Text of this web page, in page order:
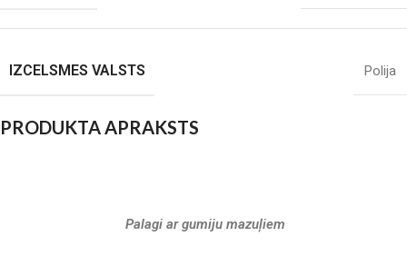
IZCELSMES VALSTS Polija
PRODUKTA APRAKSTS
Palagi ar gumiju mazuļiem